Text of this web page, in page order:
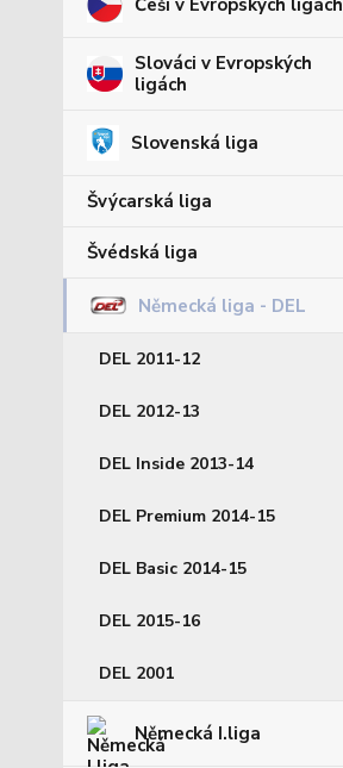
Češi v Evropských ligách
Slováci v Evropských
ligách
Slovenská liga
Švýcarská liga
Švédská liga
Německá liga - DEL
DEL 2011-12
DEL 2012-13
DEL Inside 2013-14
DEL Premium 2014-15
DEL Basic 2014-15
DEL 2015-16
DEL 2001
Německá I.liga